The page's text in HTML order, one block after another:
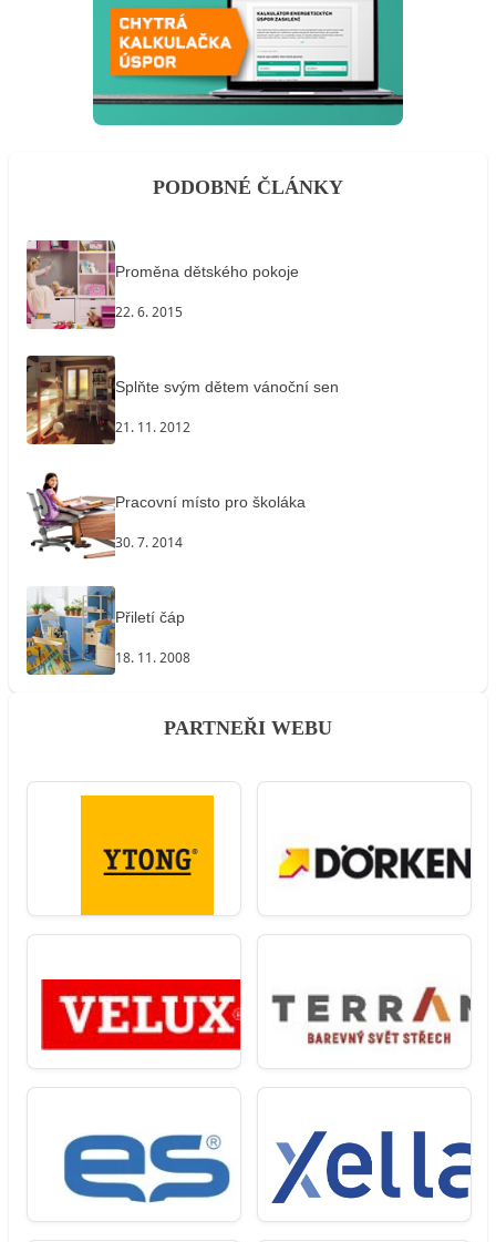
PODOBNÉ ČLÁNKY
Proměna dětského pokoje
22. 6. 2015
Splňte svým dětem vánoční sen
21. 11. 2012
Pracovní místo pro školáka
30. 7. 2014
Přiletí čáp
18. 11. 2008
PARTNEŘI WEBU